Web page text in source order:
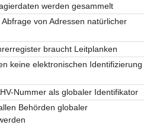
werden gesammelt
von Adressen natürlicher
braucht Leitplanken
keine elektronischen Identifizierung
Nummer als globaler Identifikator
Behörden globaler